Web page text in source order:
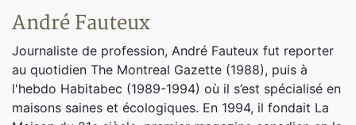
André Fauteux
Journaliste de profession, André Fauteux fut reporter
au quotidien The Montreal Gazette (1988), puis à
l'hebdo Habitabec (1989-1994) où il s’est spécialisé en
maisons saines et écologiques. En 1994, il fondait La